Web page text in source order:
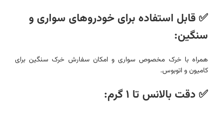
✅قابل استفاده برای خودروهای سواری و
سنگین:
همراه با خرک مخصوص سواری و امکان سفارش خرک سنگین برای
کامیون و اتوبوس.
✅ دقت بالانس تا ۱ گرم: